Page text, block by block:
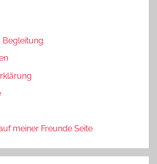
Begleitung
meiner Freunde Seite